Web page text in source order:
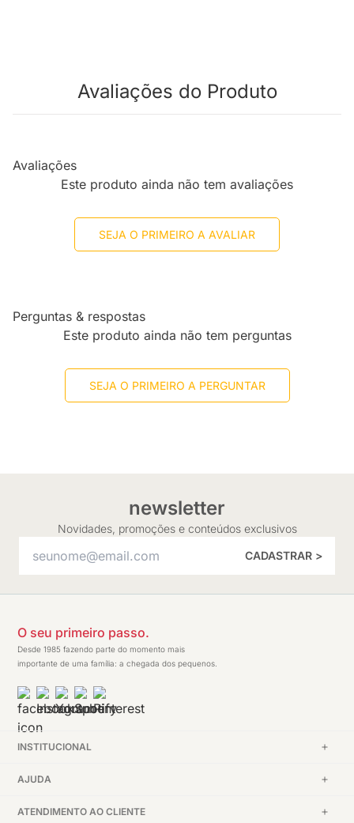
Avaliações do Produto
Avaliações
Este produto ainda não tem avaliações
SEJA O PRIMEIRO A AVALIAR
Perguntas & respostas
Este produto ainda não tem perguntas
SEJA O PRIMEIRO A PERGUNTAR
newsletter
Novidades, promoções e conteúdos exclusivos
CADASTRAR >
O seu primeiro passo.
Desde 1985 fazendo parte do momento mais
importante de uma família: a chegada dos pequenos.
INSTITUCIONAL
AJUDA
ATENDIMENTO AO CLIENTE